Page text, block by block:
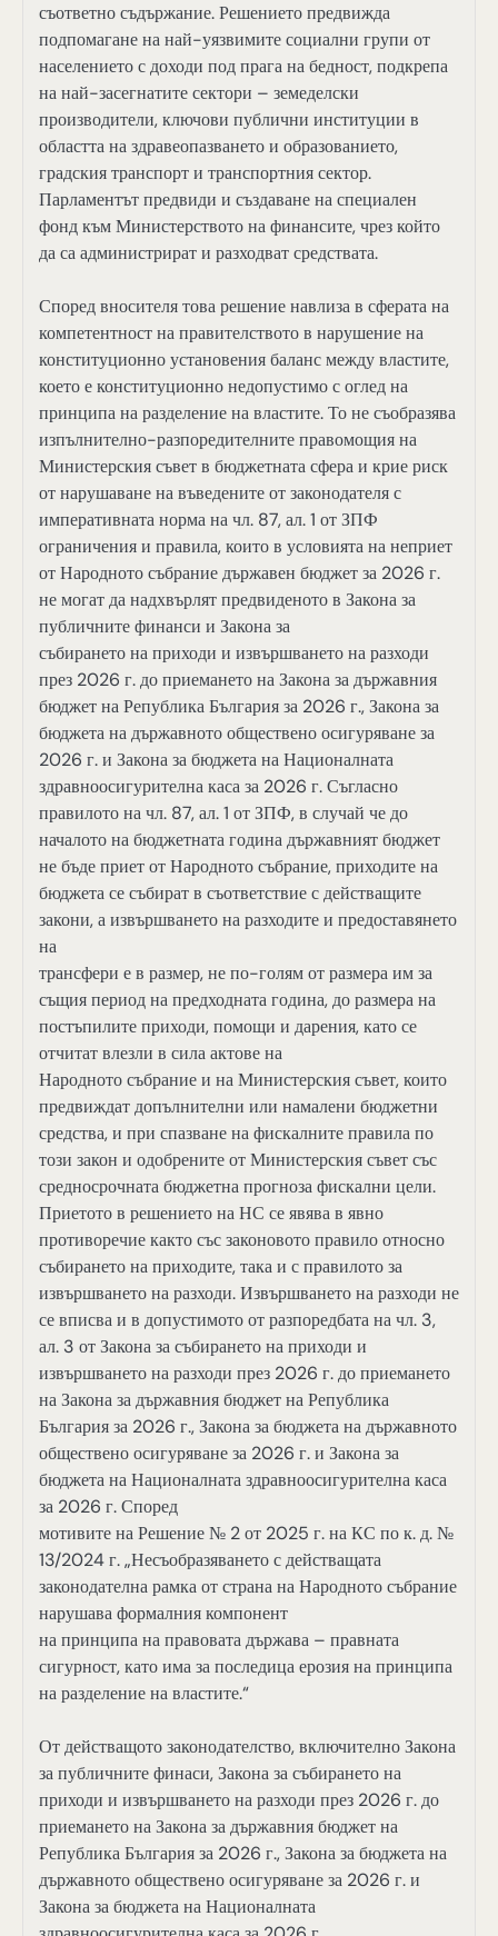
съответно съдържание. Решението предвижда
подпомагане на най-уязвимите социални групи от
населението с доходи под прага на бедност, подкрепа
на най-засегнатите сектори – земеделски
производители, ключови публични институции в
областта на здравеопазването и образованието,
градския транспорт и транспортния сектор.
Парламентът предвиди и създаване на специален
фонд към Министерството на финансите, чрез който
да са администрират и разходват средствата.
Според вносителя това решение навлиза в сферата на
компетентност на правителството в нарушение на
конституционно установения баланс между властите,
което е конституционно недопустимо с оглед на
принципа на разделение на властите. То не съобразява
изпълнително-разпоредителните правомощия на
Министерския съвет в бюджетната сфера и крие риск
от нарушаване на въведените от законодателя с
императивната норма на чл. 87, ал. 1 от ЗПФ
ограничения и правила, които в условията на неприет
от Народното събрание държавен бюджет за 2026 г.
не могат да надхвърлят предвиденото в Закона за
публичните финанси и Закона за
събирането на приходи и извършването на разходи
през 2026 г. до приемането на Закона за държавния
бюджет на Република България за 2026 г., Закона за
бюджета на държавното обществено осигуряване за
2026 г. и Закона за бюджета на Националната
здравноосигурителна каса за 2026 г. Съгласно
правилото на чл. 87, ал. 1 от ЗПФ, в случай че до
началото на бюджетната година държавният бюджет
не бъде приет от Народното събрание, приходите на
бюджета се събират в съответствие с действащите
закони, а извършването на разходите и предоставянето
на
трансфери е в размер, не по-голям от размера им за
същия период на предходната година, до размера на
постъпилите приходи, помощи и дарения, като се
отчитат влезли в сила актове на
Народното събрание и на Министерския съвет, които
предвиждат допълнителни или намалени бюджетни
средства, и при спазване на фискалните правила по
този закон и одобрените от Министерския съвет със
средносрочната бюджетна прогноза фискални цели.
Приетото в решението на НС се явява в явно
противоречие както със законовото правило относно
събирането на приходите, така и с правилото за
извършването на разходи. Извършването на разходи не
се вписва и в допустимото от разпоредбата на чл. 3,
ал. 3 от Закона за събирането на приходи и
извършването на разходи през 2026 г. до приемането
на Закона за държавния бюджет на Република
България за 2026 г., Закона за бюджета на държавното
обществено осигуряване за 2026 г. и Закона за
бюджета на Националната здравноосигурителна каса
за 2026 г. Според
мотивите на Решение № 2 от 2025 г. на КС по к. д. №
13/2024 г. „Несъобразяването с действащата
законодателна рамка от страна на Народното събрание
нарушава формалния компонент
на принципа на правовата държава – правната
сигурност, като има за последица ерозия на принципа
на разделение на властите.“
От действащото законодателство, включително Закона
за публичните финаси, Закона за събирането на
приходи и извършването на разходи през 2026 г. до
приемането на Закона за държавния бюджет на
Република България за 2026 г., Закона за бюджета на
държавното обществено осигуряване за 2026 г. и
Закона за бюджета на Националната